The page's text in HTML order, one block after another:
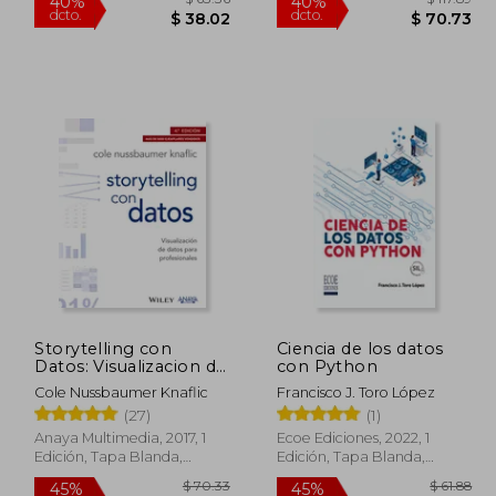
68.63 40%
dcto.
$ 63.36
$ 38.02
40%
dcto.
Storytelling con
Datos: Visualizacion de
Datos Para
Profesionales
Cole Nussbaumer Knaflic
(27)
Anaya Multimedia, 2017, 1
Edición, Tapa Blanda,
Nuevo
Ciencia de los datos
con Python
Francisco J. Toro López
(1)
Ecoe Ediciones, 2022, 1
Edición, Tapa Blanda,
Nuevo